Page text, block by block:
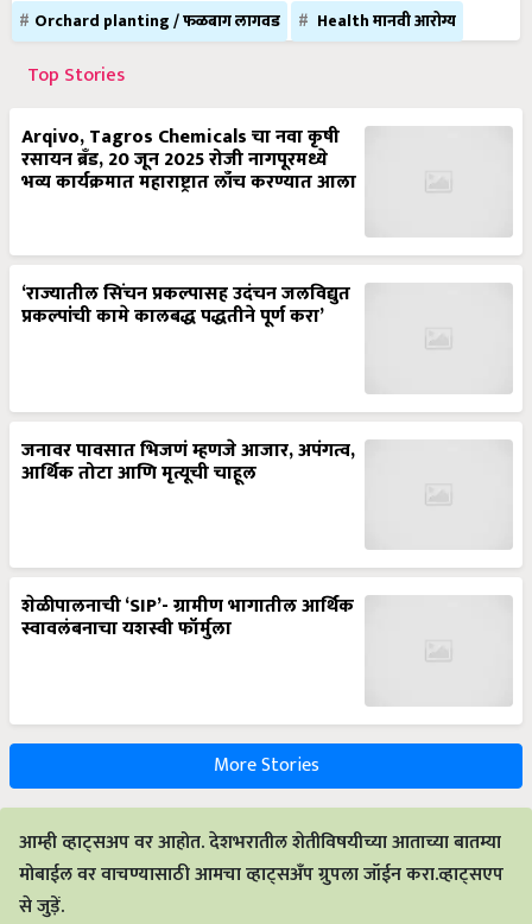
Orchard planting / फळबाग लागवड
Health मानवी आरोग्य
Top Stories
Arqivo, Tagros Chemicals चा नवा कृषी
रसायन ब्रँड, 20 जून 2025 रोजी नागपूरमध्ये
भव्य कार्यक्रमात महाराष्ट्रात लाँच करण्यात आला
‘राज्यातील सिंचन प्रकल्पासह उदंचन जलविद्युत
प्रकल्पांची कामे कालबद्ध पद्धतीने पूर्ण करा’
जनावर पावसात भिजणं म्हणजे आजार, अपंगत्व,
आर्थिक तोटा आणि मृत्यूची चाहूल
शेळीपालनाची ‘SIP’- ग्रामीण भागातील आर्थिक
स्वावलंबनाचा यशस्वी फॉर्मुला
More Stories
आम्ही व्हाट्सअप वर आहोत. देशभरातील शेतीविषयीच्या आताच्या बातम्या
मोबाईल वर वाचण्यासाठी आमचा व्हाट्सअँप ग्रुपला जॉईन करा.व्हाट्सएप
से जुड़ें.